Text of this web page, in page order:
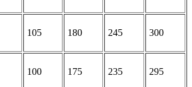
105 180 245 300
100 175 235 295